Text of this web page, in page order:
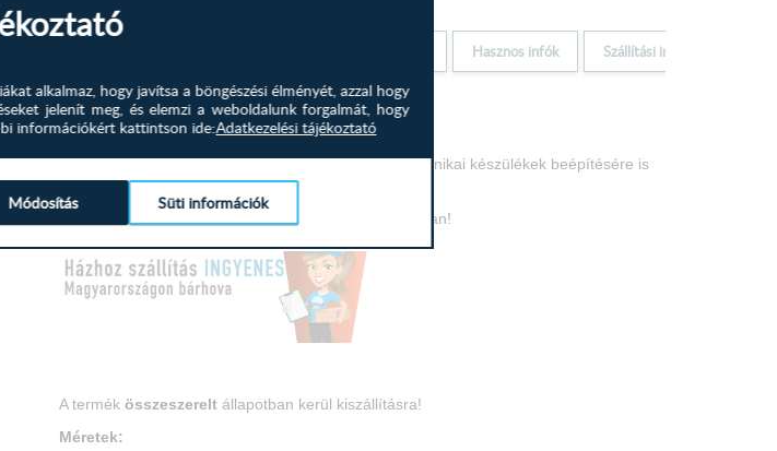
Hasznos infók Szállítási infók
Kiszállítás 8-22 munkanap!
Tekintse meg a Mana sarok konyhabútort mely elektronikai készülékek beépítésére is
alkalmas, valamint kiegészítő elemekkel bővíthető.
Nézzen szét nálunk, kérdés esetén hívjon minket bátran!
A termék összeszerelt állapotban kerül kiszállításra!
Méretek:
alkalmaz, hogy javítsa a böngészési élményét, azzal hogy
jelenít meg, és elemzi a weboldalunk forgalmát, hogy
információkért kattintson ide:Adatkezelési tájékoztató
Módosítás Süti információk